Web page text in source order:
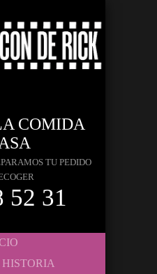
COMIDA
TU PEDIDO
52 31